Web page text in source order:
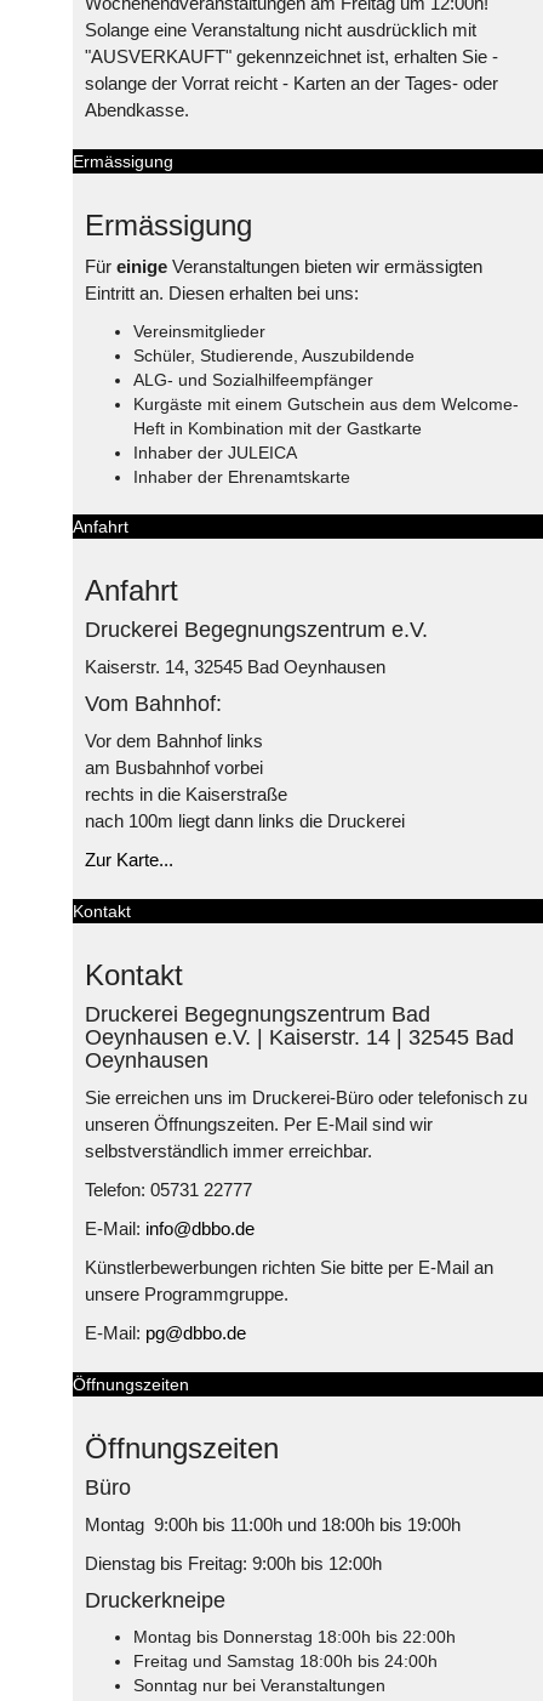
Solange eine Veranstaltung nicht ausdrücklich mit
"AUSVERKAUFT" gekennzeichnet ist, erhalten Sie -
solange der Vorrat reicht - Karten an der Tages- oder
Abendkasse.
Ermässigung
Ermässigung
Für einige Veranstaltungen bieten wir ermässigten
Eintritt an. Diesen erhalten bei uns:
Vereinsmitglieder
Schüler, Studierende, Auszubildende
ALG- und Sozialhilfeempfänger
Kurgäste mit einem Gutschein aus dem Welcome-
Heft in Kombination mit der Gastkarte
Inhaber der JULEICA
Inhaber der Ehrenamtskarte
Anfahrt
Anfahrt
Druckerei Begegnungszentrum e.V.
Kaiserstr. 14, 32545 Bad Oeynhausen
Vom Bahnhof:
Vor dem Bahnhof links
am Busbahnhof vorbei
rechts in die Kaiserstraße
nach 100m liegt dann links die Druckerei
Zur Karte...
Kontakt
Kontakt
Druckerei Begegnungszentrum Bad
Oeynhausen e.V. | Kaiserstr. 14 | 32545 Bad
Oeynhausen
Sie erreichen uns im Druckerei-Büro oder telefonisch zu
unseren Öffnungszeiten. Per E-Mail sind wir
selbstverständlich immer erreichbar.
Telefon: 05731 22777
E-Mail: info@dbbo.de
Künstlerbewerbungen richten Sie bitte per E-Mail an
unsere Programmgruppe.
E-Mail: pg@dbbo.de
Öffnungszeiten
Öffnungszeiten
Büro
Montag 9:00h bis 11:00h und 18:00h bis 19:00h
Dienstag bis Freitag: 9:00h bis 12:00h
Druckerkneipe
Montag bis Donnerstag 18:00h bis 22:00h
Freitag und Samstag 18:00h bis 24:00h
Sonntag nur bei Veranstaltungen